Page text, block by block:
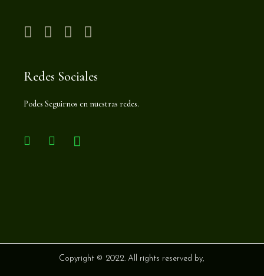
Redes Sociales
Podes Seguirnos en nuestras redes.
Copyright © 2022. All rights reserved by,